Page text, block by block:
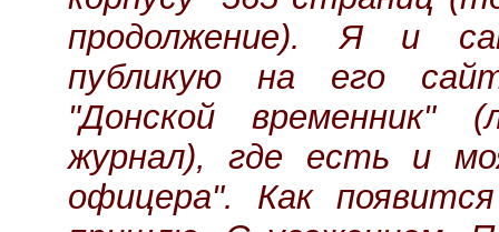
продолжение). Я и
публикую на его
"Донской временник"
журнал), где есть и
офицера". Как